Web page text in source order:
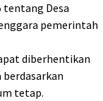
tentang Desa
pemerintah
diberhentikan
tetap.